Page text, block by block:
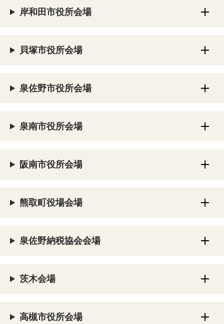
岸和田市役所会場
貝塚市役所会場
泉佐野市役所会場
泉南市役所会場
阪南市役所会場
熊取町役場会場
泉佐野納税協会会場
茨木会場
高槻市役所会場